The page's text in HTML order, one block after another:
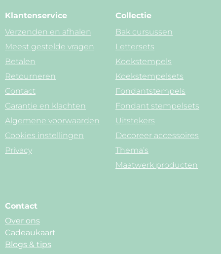
Klantenservice
Verzenden en afhalen
Meest gestelde vragen
Betalen
Retourneren
Contact
Garantie en klachten
Algemene voorwaarden
Cookies instellingen
Privacy
Collectie
Bak cursussen
Lettersets
Koekstempels
Koekstempelsets
Fondantstempels
Fondant stempelsets
Uitstekers
Decoreer accessoires
Thema’s
Maatwerk producten
Contact
Over ons
Cadeaukaart
Blogs & tips